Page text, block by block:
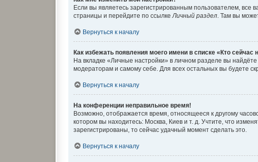
Если вы являетесь зарегистрированным пользователем,
страницы и перейдите по ссылкеЛичный раздел . Там вы
Вернуться к началу
Как избежать появления моего имени в списке «Кто сейчас
На вкладке «Личные настройки» в личном разделе вы
модераторам и самому себе. Для всех остальных вы будете
Вернуться к началу
На конференции неправильное время!
Возможно, отображается время, относящееся к другому
котором вы находитесь: Москва, Киев и т. д. Учтите, что
зарегистрированы, то сейчас удачный момент сделать это.
Вернуться к началу